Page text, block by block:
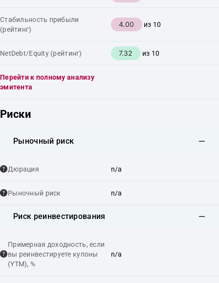
Стабильность прибыли
(рейтинг)
4.00 из 10
NetDebt/Equity (рейтинг) 7.32 из 10
Перейти к полному анализу
эмитента
Риски
Рыночный риск
Дюрация n/a
Рыночный риск n/a
Риск реинвестирования
Примерная доходность, если
вы реинвестируете купоны
(YTM), %
n/a